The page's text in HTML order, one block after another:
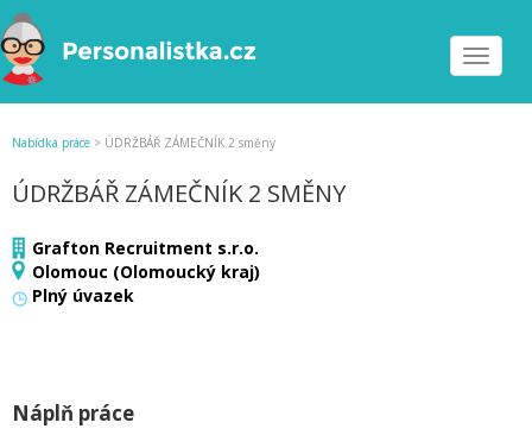
Toggle
Nabídka práce > ÚDRŽBÁŘ ZÁMEČNÍK 2 směny
ÚDRŽBÁŘ ZÁMEČNÍK 2 SMĚNY
Grafton Recruitment s.r.o.
Olomouc (Olomoucký kraj)
Plný úvazek
Náplň práce